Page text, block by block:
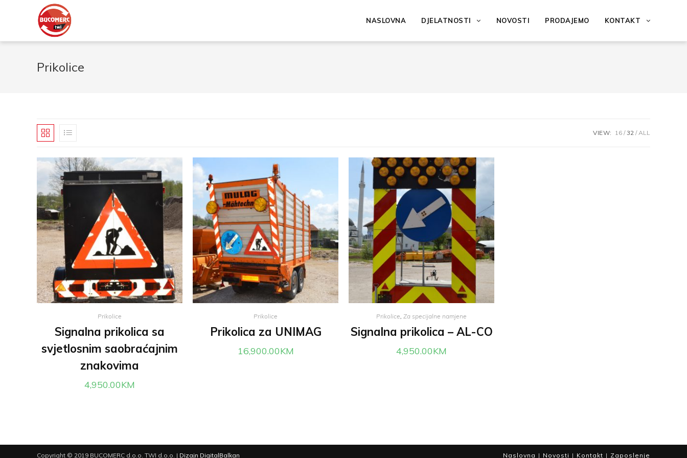
NASLOVNA DJELATNOSTI NOVOSTI PRODAJEMO KONTAKT
Prikolice
VIEW: 16 32 ALL
Prikolice
Signalna prikolica sa
svjetlosnim saobraćajnim
znakovima
4,950.00KM
Prikolice
Prikolica za UNIMAG
16,900.00KM
Prikolice, Za specijalne namjene
Signalna prikolica – AL-CO
4,950.00KM
Naslovna Novosti Kontakt Zaposlenje
Copyright © 2019 BUCOMERC d.o.o. TWI d.o.o. | Dizajn DigitalBalkan